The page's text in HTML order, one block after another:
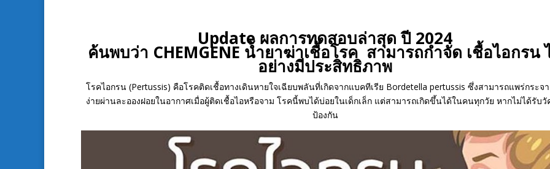
Update ผลการทดสอบล่าสุด ปี 2024
ค้นพบว่า CHEMGENE น้ำยาฆ่าเชื้อโรค สามารถกำจัด เชื้อไอกรน
อย่างมีประสิทธิภาพ
โรคไอกรน (Pertussis) คือโรคติดเชื้อทางเดินหายใจเฉียบพลันที่เกิดจากแบคทีเรีย Bordetella pertussis ซึ่งสามารถแพร่กระจ
ง่ายผ่านละอองฝอยในอากาศเมื่อผู้ติดเชื้อไอหรือจาม โรคนี้พบได้บ่อยในเด็กเล็ก แต่สามารถเกิดขึ้นได้ในคนทุกวัย หากไม่ได้รับ
ป้องกัน